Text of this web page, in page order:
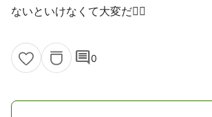
ないといけなくて大変だ😵‍💫
comment0